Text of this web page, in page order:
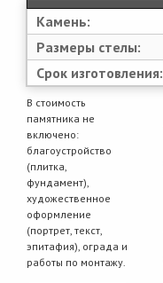
Камень:
Размеры стелы:
Срок изготовления:
В стоимость
памятника не
включено:
благоустройство
(плитка,
фундамент),
художественное
оформление
(портрет, текст,
эпитафия), ограда и
работы по монтажу.